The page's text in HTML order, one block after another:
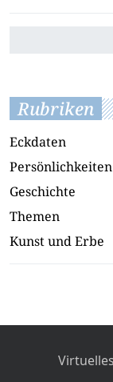
Rubriken
Eckdaten
Persönlichkeiten
Geschichte
Themen
Kunst und Erbe